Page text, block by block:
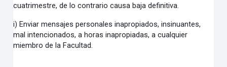
cuatrimestre, de lo contrario causa baja definitiva.
i) Enviar mensajes personales inapropiados, insinuantes,
mal intencionados, a horas inapropiadas, a cualquier
miembro de la Facultad.